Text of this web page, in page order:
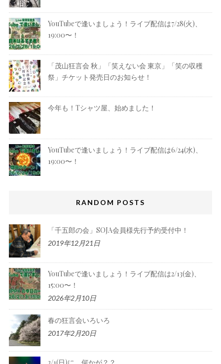
YouTubeで逢いましょう！ライブ配信は7/28(火)、
19:00〜！
「茂山狂言会 秋」「笑えない会 東京」「笑の収穫
祭」チケット発売日のお知らせ！
今年も！Tシャツ屋、始めました！
YouTubeで逢いましょう！ライブ配信は6/24(水)、
19:00〜！
RANDOM POSTS
「千五郎の会」SOJA会員様先行予約受付中！
2019年12月21日
YouTubeで逢いましょう！ライブ配信は2/13(金)、
15:00〜！
2026年2月10日
春の狂言会いろいろ
2017年2月20日